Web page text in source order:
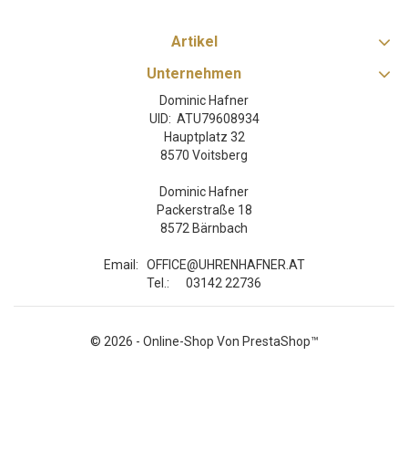
Artikel
Unternehmen
Dominic Hafner
UID: ATU79608934
Hauptplatz 32
8570 Voitsberg
Dominic Hafner
Packerstraße 18
8572 Bärnbach
Email: OFFICE@UHRENHAFNER.AT
Tel.: 03142 22736
© 2026 - Online-Shop Von PrestaShop™